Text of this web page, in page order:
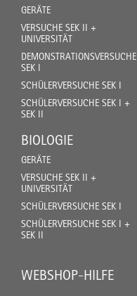
GERÄTE
VERSUCHE SEK II +
UNIVERSITÄT
DEMONSTRATIONSVERSUCHE
SEK I
SCHÜLERVERSUCHE SEK I
SCHÜLERVERSUCHE SEK I +
SEK II
BIOLOGIE
GERÄTE
VERSUCHE SEK II +
UNIVERSITÄT
SCHÜLERVERSUCHE SEK I
SCHÜLERVERSUCHE SEK I +
SEK II
WEBSHOP-HILFE